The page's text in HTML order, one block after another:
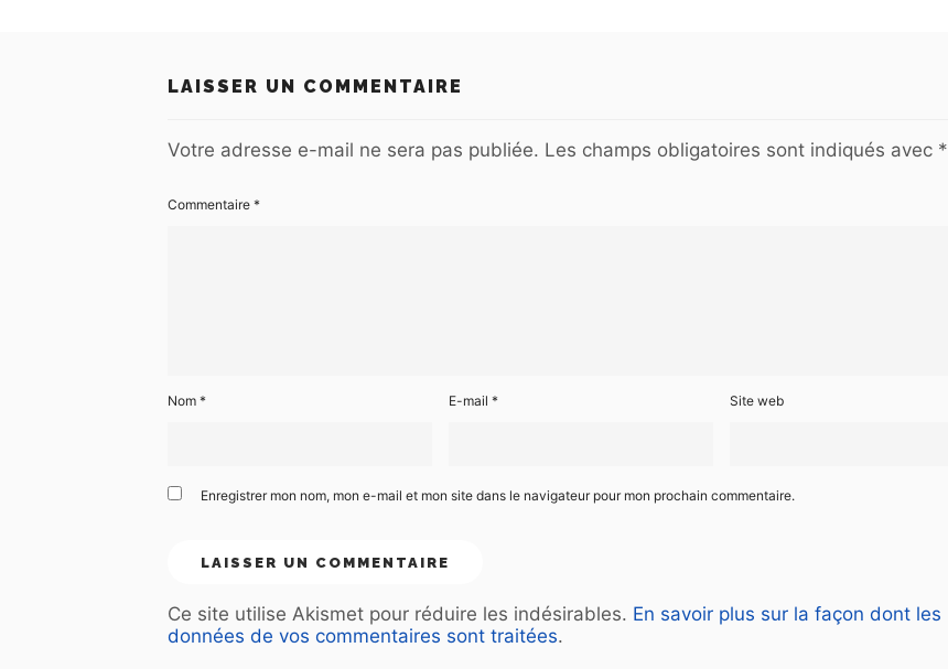
LAISSER UN COMMENTAIRE
Votre adresse e-mail ne sera pas publiée. Les champs obligatoires sont indiqués avec *
Commentaire *
Nom * E-mail * Site web
Enregistrer mon nom, mon e-mail et mon site dans le navigateur pour mon prochain commentaire.
Ce site utilise Akismet pour réduire les indésirables. En savoir plus sur la façon dont les
données de vos commentaires sont traitées.